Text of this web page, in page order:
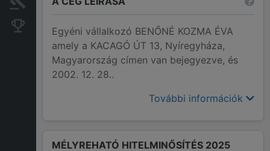
Konkurens cégek
Egyéni vállalkozó BENŐNÉ KOZMA ÉVA
amely a KACAGÓ ÚT 13, Nyíregyháza,
Magyarország címen van bejegyezve, és
2002. 12. 28..
További információk
MÉLYREHATÓ HITELMINŐSÍTÉS 2025